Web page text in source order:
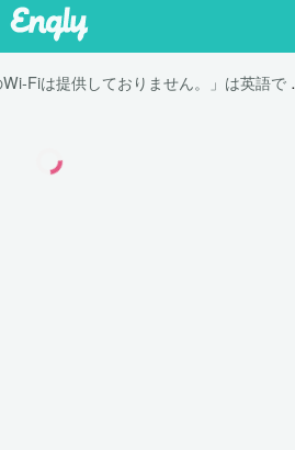
「無料のWi-